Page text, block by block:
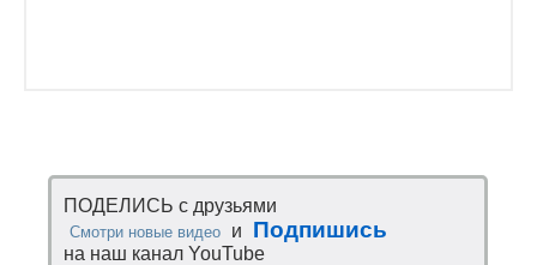
ПОДЕЛИСЬ с друзьями
Смотри новые видео и Подпишись
на наш канал YouTube